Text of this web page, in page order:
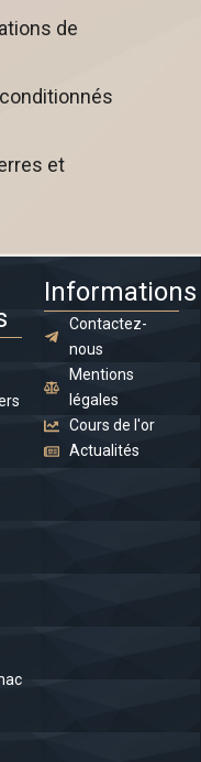
de
et
Informations
Contactez-
nous
Mentions
légales
Cours de l'or
Actualités